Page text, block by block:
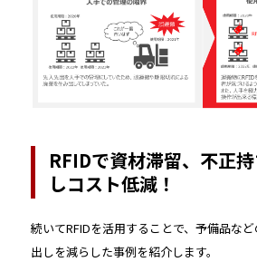
RFIDで資材滞留、不正
しコスト低減！
続いてRFIDを活用することで、予備品な
出しを減らした事例を紹介します。